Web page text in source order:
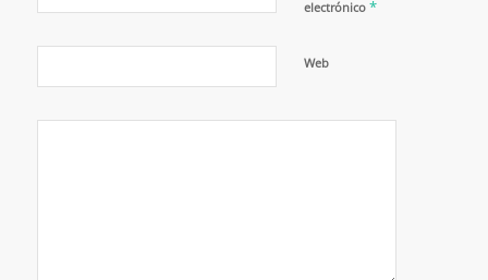
electrónico *
Web